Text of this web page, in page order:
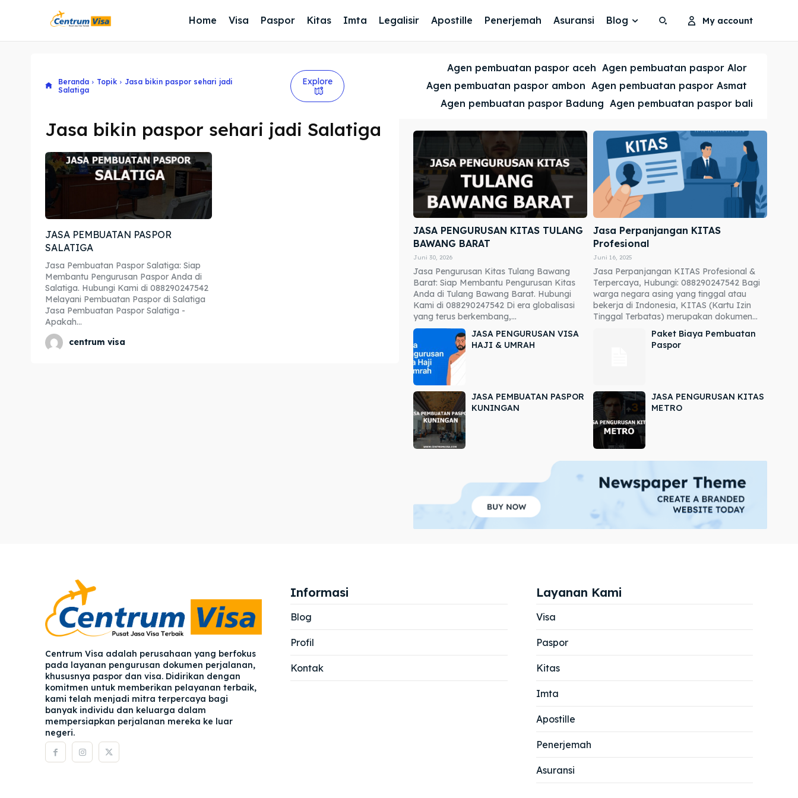
Explore our destinations
Blog
Cari
Explore our destinations
Blog
Cari
Home Visa Paspor Kitas Imta Legalisir Apostille Penerjemah Asuransi Blog My account
Beranda Topik
Jasa bikin paspor sehari jadi
Salatiga
Explore
Agen pembuatan paspor aceh Agen pembuatan paspor Alor
Agen pembuatan paspor ambon Agen pembuatan paspor Asmat
Agen pembuatan paspor Badung Agen pembuatan paspor bali
Jasa bikin paspor sehari jadi Salatiga
JASA PEMBUATAN PASPOR
SALATIGA
Jasa Pembuatan Paspor Salatiga: Siap
Membantu Pengurusan Paspor Anda di
Salatiga. Hubungi Kami di 088290247542
Melayani Pembuatan Paspor di Salatiga
Jasa Pembuatan Paspor Salatiga -
Apakah...
centrum visa
JASA PENGURUSAN KITAS TULANG
BAWANG BARAT
Juni 30, 2026
Jasa Pengurusan Kitas Tulang Bawang
Barat: Siap Membantu Pengurusan Kitas
Anda di Tulang Bawang Barat. Hubungi
Kami di 088290247542 Di era globalisasi
yang terus berkembang,...
Jasa Perpanjangan KITAS
Profesional
Juni 16, 2025
Jasa Perpanjangan KITAS Profesional &
Terpercaya, Hubungi: 088290247542 Bagi
warga negara asing yang tinggal atau
bekerja di Indonesia, KITAS (Kartu Izin
Tinggal Terbatas) merupakan dokumen...
JASA PENGURUSAN VISA
HAJI & UMRAH
Paket Biaya Pembuatan
Paspor
JASA PEMBUATAN PASPOR
KUNINGAN
JASA PENGURUSAN KITAS
METRO
Centrum Visa adalah perusahaan yang berfokus
pada layanan pengurusan dokumen perjalanan,
khususnya paspor dan visa. Didirikan dengan
komitmen untuk memberikan pelayanan terbaik,
kami telah menjadi mitra terpercaya bagi
banyak individu dan keluarga dalam
mempersiapkan perjalanan mereka ke luar
negeri.
Informasi
Blog
Profil
Kontak
Layanan Kami
Visa
Paspor
Kitas
Imta
Apostille
Penerjemah
Asuransi